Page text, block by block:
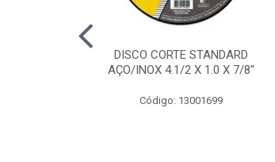
DISCO CORTE STANDARD
AÇO/INOX 4.1/2 X 1.0 X 7/8"
Código: 13001699